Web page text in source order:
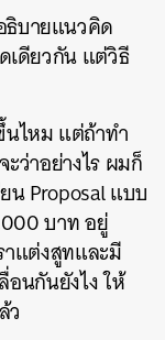
ธิบายแนวคิด
ดียวกัน แต่วิธี
นไหม แต่ถ้าทำ
าอย่างไร ผมก็
Proposal แบบ
บาท อยู่
าแต่งสูทและมี
อนกันยังไง ให้
ว